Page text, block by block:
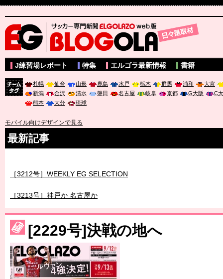
サッカー専門新聞ELGOLAZO web版 BLOGOLA
J練習場レポート 特集 エルゴラ最新情報 書籍
札幌 仙台 山形 鹿島 水戸 栃木 群馬 浦和
大宮
新潟
金沢 清水 磐田 名古屋 岐阜 京都 G大阪
C
熊本
大分 琉球
モバイル向けデザインで見る
最新記事
［3214号］WEST制覇
［3215号］WEEKLY EG SELECTION
［3216号］行く末占うラストワン
[2229号]決戦の地へ